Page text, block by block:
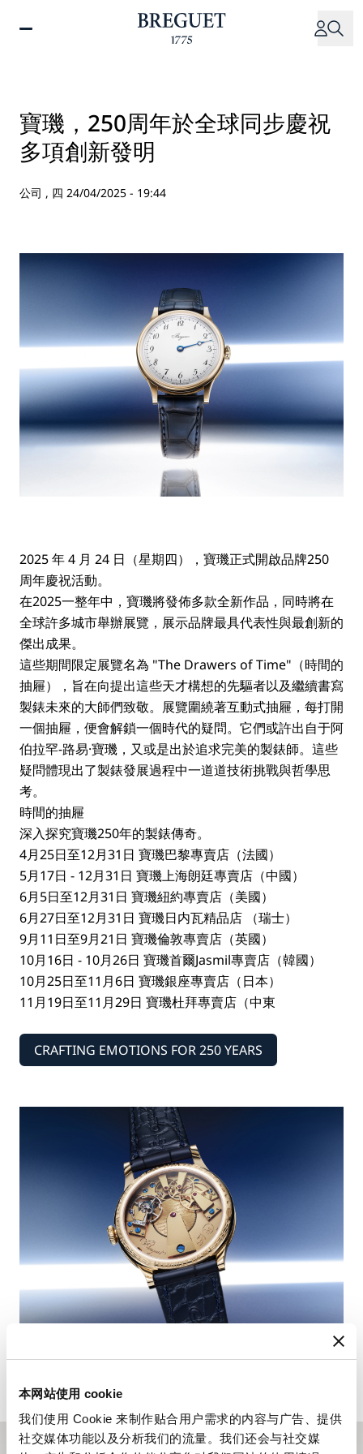
本网站使用 cookie
我们使用 Cookie 来制作贴合用户需求的内容与广告、提供
社交媒体功能以及分析我们的流量。我们还会与社交媒
寶璣，250周年於全球同步慶祝
多項創新發明
公司 , 四 24/04/2025 - 19:44
2025 年 4 月 24 日（星期四），寶璣正式開啟品牌250
周年慶祝活動。
在2025一整年中，寶璣將發佈多款全新作品，同時將在
全球許多城市舉辦展覽，展示品牌最具代表性與最創新的
傑出成果。
這些期間限定展覽名為 "The Drawers of Time"（時間的
抽屜），旨在向提出這些天才構想的先驅者以及繼續書寫
製錶未來的大師們致敬。展覽圍繞著互動式抽屜，每打開
一個抽屜，便會解鎖一個時代的疑問。它們或許出自于阿
伯拉罕-路易·寶璣，又或是出於追求完美的製錶師。這些
疑問體現出了製錶發展過程中一道道技術挑戰與哲學思
考。
時間的抽屜
深入探究寶璣250年的製錶傳奇。
4月25日至12月31日 寶璣巴黎專賣店（法國）
5月17日 - 12月31日 寶璣上海朗廷專賣店（中國）
6月5日至12月31日 寶璣紐約專賣店（美國）
6月27日至12月31日 寶璣日内瓦精品店 （瑞士）
9月11日至9月21日 寶璣倫敦專賣店（英國）
10月16日 - 10月26日 寶璣首爾Jasmil專賣店（韓國）
10月25日至11月6日 寶璣銀座專賣店（日本）
11月19日至11月29日 寶璣杜拜專賣店（中東
CRAFTING EMOTIONS FOR 250 YEARS